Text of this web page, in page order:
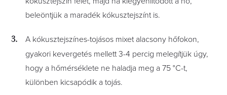
beleöntjük a maradék kókusztejszínt is.
A kókusztejszínes-tojásos mixet alacsony hőfokon,
gyakori kevergetés mellett 3-4 percig melegítjük úgy,
hogy a hőmérséklete ne haladja meg a 75 °C-t,
különben kicsapódik a tojás.